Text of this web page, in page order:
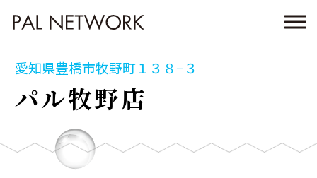
愛知県豊橋市牧野町１３８−３
パル牧野店